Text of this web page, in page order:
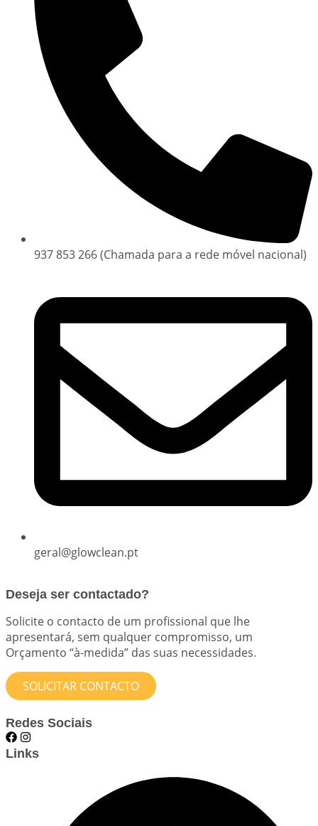
937 853 266 (Chamada para a rede móvel nacional)
geral@glowclean.pt
Deseja ser contactado?
Solicite o contacto de um profissional que lhe
apresentará, sem qualquer compromisso, um
Orçamento “à-medida” das suas necessidades.
SOLICITAR CONTACTO
Redes Sociais
Links